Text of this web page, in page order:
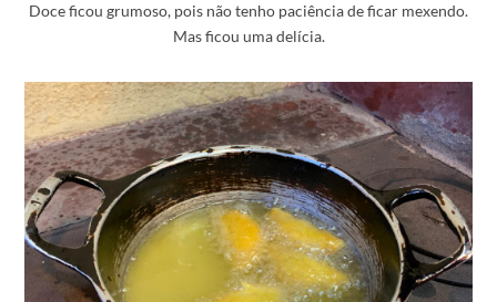
Doce ficou grumoso, pois não tenho paciência de ficar mexendo.
Mas ficou uma delí­cia.